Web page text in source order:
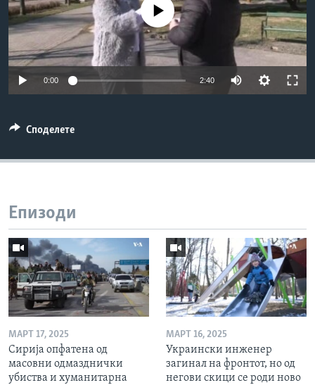
ИНТЕРВЈУА
Јазици
No media source currently available
0:00 2:40
Споделете
Епизоди
МАРТ 17, 2025
Сирија опфатена од
масовни одмазднички
убиства и хуманитарна
МАРТ 16, 2025
Украински инженер
загинал на фронтот, но од
негови скици се роди ново